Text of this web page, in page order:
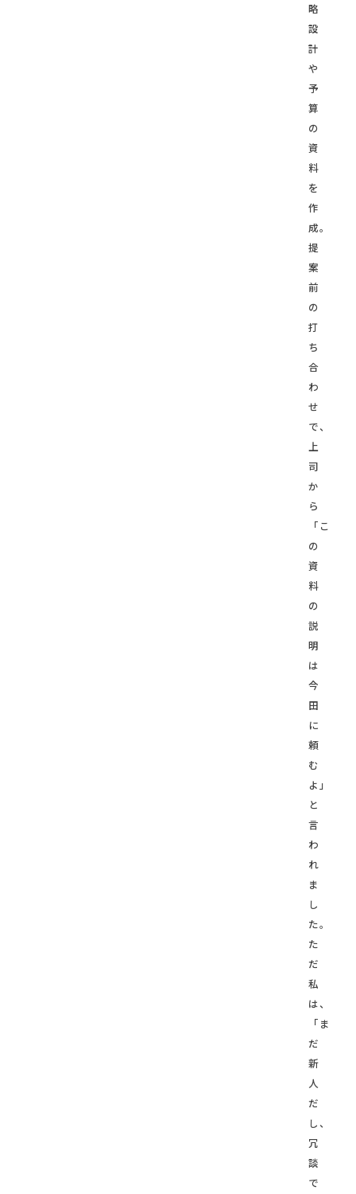
略
設
計
や
予
算
の
資
料
を
作
成。
提
案
前
の
打
ち
合
わ
せ
で、
上
司
か
ら
「こ
の
資
料
の
説
明
は
今
田
に
頼
む
よ」
と
言
わ
れ
ま
し
た。
た
だ
私
は、
「ま
だ
新
人
だ
し、
冗
談
で